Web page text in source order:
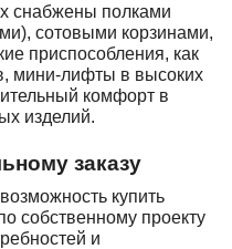
снабжены полками
сотовыми корзинами,
приспособления, как
мини-лифты в высоких
комфорт в
изделий.
заказу
купить
собственному проекту
и